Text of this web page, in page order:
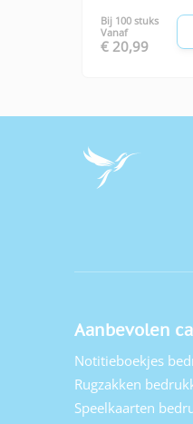
Bij 100 stuks
Vanaf
€ 20,99
Aanbevolen
Notitieboekjes
Rugzakken
Speelkaarten